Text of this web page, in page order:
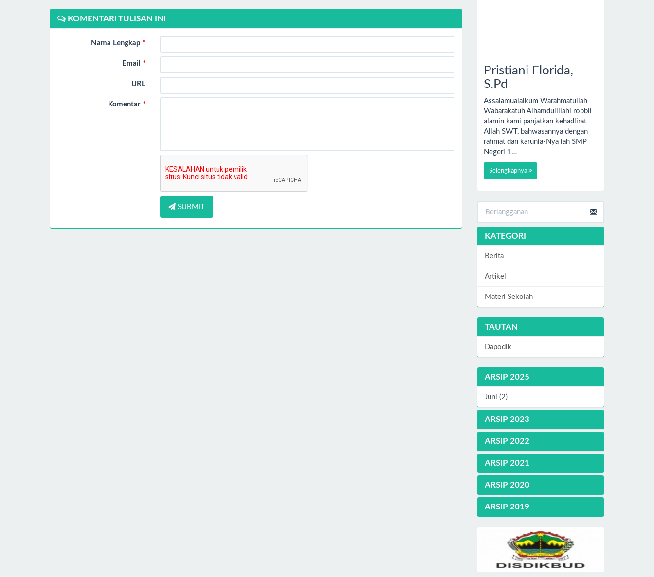
KOMENTARI TULISAN INI
Nama Lengkap *
Email *
URL
Komentar *
SUBMIT
Pristiani Florida,
S.Pd
Assalamualaikum Warahmatullah
Wabarakatuh Alhamdulillahi robbil
alamin kami panjatkan kehadlirat
Allah SWT, bahwasannya dengan
rahmat dan karunia-Nya lah SMP
Negeri 1…
Selengkapnya
KATEGORI
Berita
Artikel
Materi Sekolah
TAUTAN
Dapodik
ARSIP 2025
Juni (2)
ARSIP 2023
ARSIP 2022
ARSIP 2021
ARSIP 2020
ARSIP 2019